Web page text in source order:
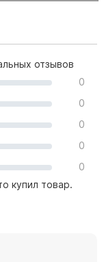
отзывов
0
0
0
0
0
купил товар.